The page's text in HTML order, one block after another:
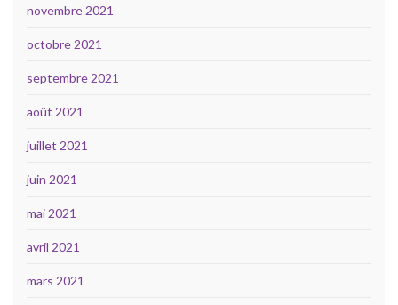
novembre 2021
octobre 2021
septembre 2021
août 2021
juillet 2021
juin 2021
mai 2021
avril 2021
mars 2021